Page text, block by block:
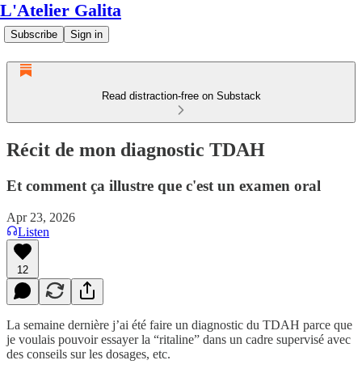
L'Atelier Galita
Subscribe Sign in
Read distraction-free on Substack
Récit de mon diagnostic TDAH
Et comment ça illustre que c'est un examen oral
Apr 23, 2026
Listen
12
La semaine dernière j’ai été faire un diagnostic du TDAH parce que
je voulais pouvoir essayer la “ritaline” dans un cadre supervisé avec
des conseils sur les dosages, etc.